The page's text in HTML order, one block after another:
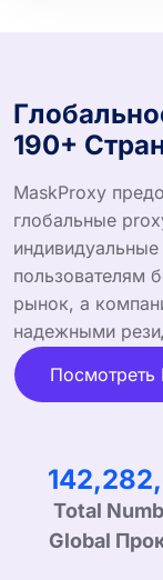
190+
MaskProxy
глобальные
пользователям
рынок, а
надежными
Посмотреть
Total
Global